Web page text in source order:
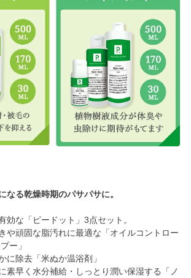
なる乾燥時期のパサパサに。
効な「ピードット」3点セット。
や頑固な脂汚れに最適な「オイルコントロー
ー」
に除去「米ぬか温浴剤」
素早く水分補給・しっとり潤い保湿する「ノ